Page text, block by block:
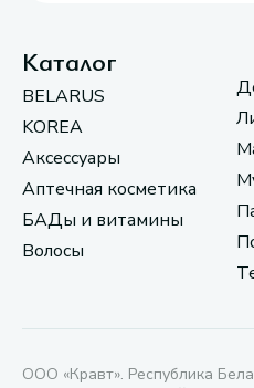
Каталог
BELARUS
KOREA
Аксессуары
Аптечная косметика
БАДы и витамины
Волосы
ООО «Кравт». Республика